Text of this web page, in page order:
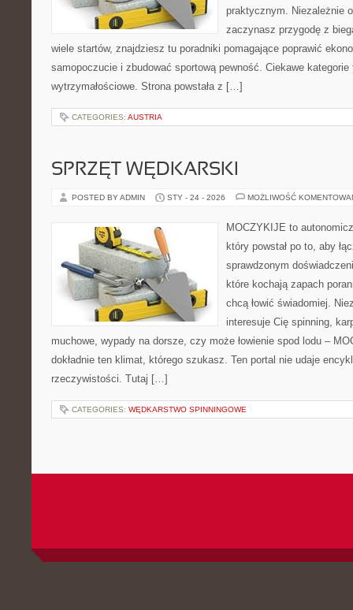
praktycznym. Niezależnie
zaczynasz przygodę z
wiele startów, znajdziesz tu poradniki pomagające poprawić
samopoczucie i zbudować sportową pewność. Ciekawe kategorie
wytrzymałościowe. Strona powstała z […]
CATEGORIES: AUSTRIA
SPRZĘT WĘDKARSKI
POSTED BY ADMIN STY - 24 - 2026 MOŻLIWOŚĆ
MOCZYKIJE to
który powstał po to, aby
sprawdzonym
które kochają zapach
chcą łowić świadomiej.
interesuje Cię spinning,
muchowe, wypady na dorsze, czy może łowienie spod lodu –
dokładnie ten klimat, którego szukasz. Ten portal nie udaje
rzeczywistości. Tutaj […]
CATEGORIES: WĘDKARSTWO SPINNINGOWE